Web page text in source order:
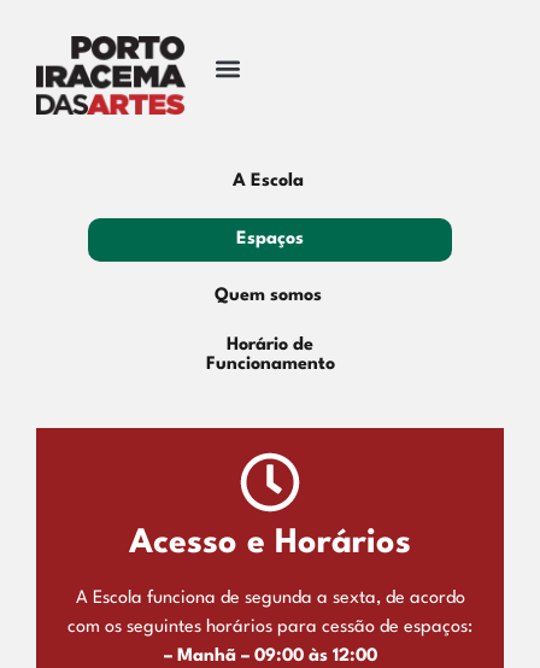
A Escola
Espaços
Quem somos
Horário de
Funcionamento
Acesso e Horários
A Escola funciona de segunda a sexta, de acordo
com os seguintes horários para cessão de espaços:
– Manhã – 09:00 às 12:00